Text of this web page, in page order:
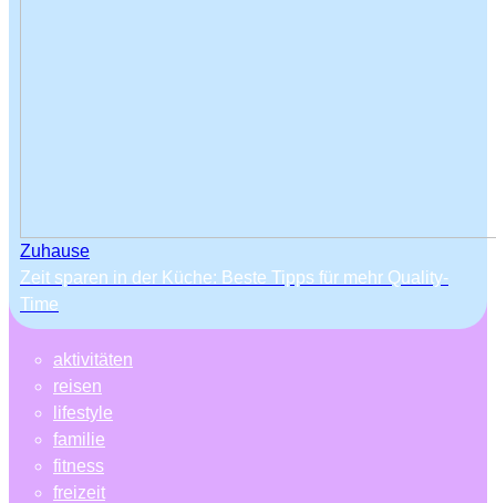
Zuhause
Zeit sparen in der Küche: Beste Tipps für mehr Quality-
Time
aktivitäten
reisen
lifestyle
familie
fitness
freizeit